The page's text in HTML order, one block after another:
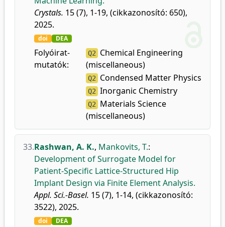
Crystals. 15 (7), 1-19, (cikkazonosító: 650),
2025.
doi DEA
Folyóirat-
mutatók:
Q2 Chemical Engineering
(miscellaneous)
Q2 Condensed Matter Physics
Q2 Inorganic Chemistry
Q2 Materials Science
(miscellaneous)
33.Rashwan, A. K., Mankovits, T.:
Development of Surrogate Model for
Patient-Specific Lattice-Structured Hip
Implant Design via Finite Element Analysis.
Appl. Sci.-Basel. 15 (7), 1-14, (cikkazonosító:
3522), 2025.
doi DEA